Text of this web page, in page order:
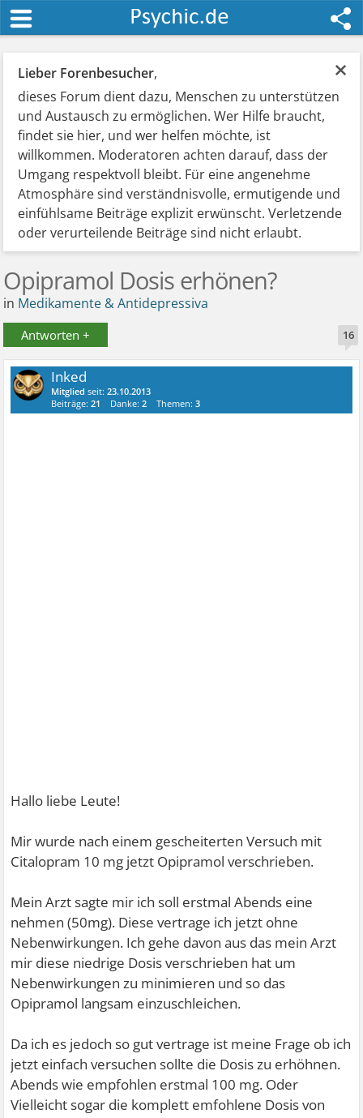
×
Lieber Forenbesucher,
dieses Forum dient dazu, Menschen zu unterstützen
und Austausch zu ermöglichen. Wer Hilfe braucht,
findet sie hier, und wer helfen möchte, ist
willkommen. Moderatoren achten darauf, dass der
Umgang respektvoll bleibt. Für eine angenehme
Atmosphäre sind verständnisvolle, ermutigende und
einfühlsame Beiträge explizit erwünscht. Verletzende
oder verurteilende Beiträge sind nicht erlaubt.
Opipramol Dosis erhönen?
in Medikamente & Antidepressiva
Antworten + 16
Inked
Mitglied seit:23.10.2013
Beiträge:21 Danke:2 Themen:3
Hallo liebe Leute!
Mir wurde nach einem gescheiterten Versuch mit
Citalopram 10 mg jetzt Opipramol verschrieben.
Mein Arzt sagte mir ich soll erstmal Abends eine
nehmen (50mg). Diese vertrage ich jetzt ohne
Nebenwirkungen. Ich gehe davon aus das mein Arzt
mir diese niedrige Dosis verschrieben hat um
Nebenwirkungen zu minimieren und so das
Opipramol langsam einzuschleichen.
Da ich es jedoch so gut vertrage ist meine Frage ob ich
jetzt einfach versuchen sollte die Dosis zu erhöhnen.
Abends wie empfohlen erstmal 100 mg. Oder
Vielleicht sogar die komplett emfohlene Dosis von